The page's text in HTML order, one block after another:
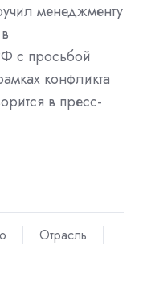
менеджменту
с просьбой
конфликта
в пресс-
Отрасль